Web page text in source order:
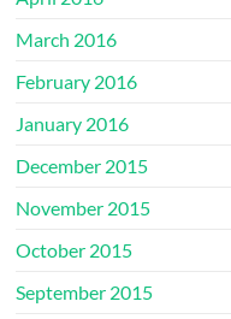
March 2016
February 2016
January 2016
December 2015
November 2015
October 2015
September 2015